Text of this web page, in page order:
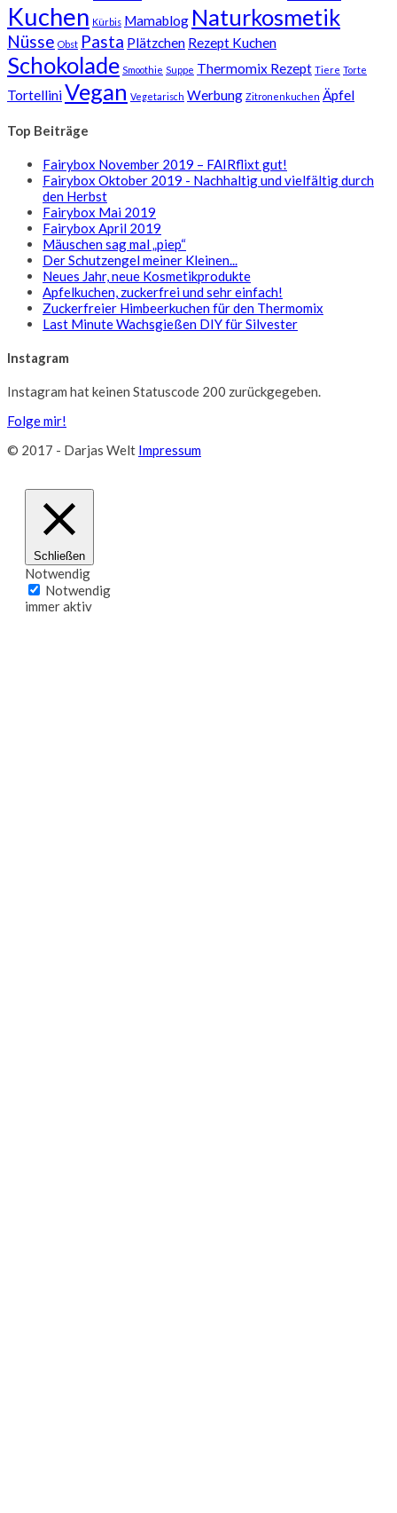
Kuchen Kürbis Mamablog Naturkosmetik
Nüsse Obst Pasta Plätzchen Rezept Kuchen
Schokolade Smoothie Suppe Thermomix Rezept Tiere Torte
TortelliniVegan Vegetarisch Werbung Zitronenkuchen Äpfel
Top Beiträge
Fairybox November 2019 – FAIRflixt gut!
Fairybox Oktober 2019 - Nachhaltig und vielfältig durch
den Herbst
Fairybox Mai 2019
Fairybox April 2019
Mäuschen sag mal „piep“
Der Schutzengel meiner Kleinen...
Neues Jahr, neue Kosmetikprodukte
Apfelkuchen, zuckerfrei und sehr einfach!
Zuckerfreier Himbeerkuchen für den Thermomix
Last Minute Wachsgießen DIY für Silvester
Instagram
Instagram hat keinen Statuscode 200 zurückgegeben.
Folge mir!
© 2017 - Darjas Welt Impressum
Schließen
Notwendig
Notwendig
immer aktiv